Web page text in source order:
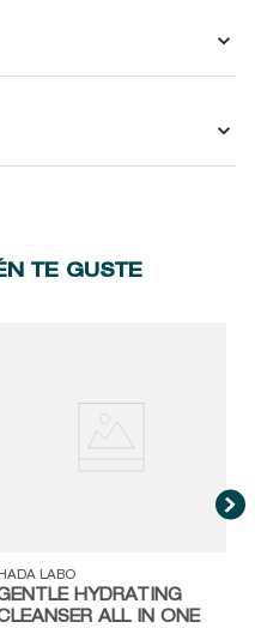
TE GUSTE
HADA LABO
HYDRATING
ALL IN ONE